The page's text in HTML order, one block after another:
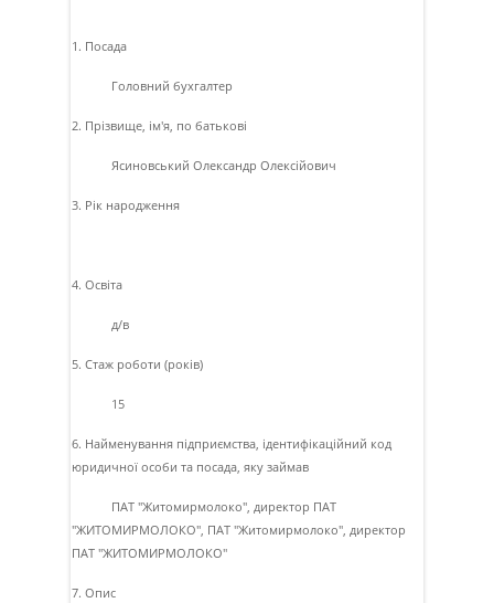
1. Посада
Головний бухгалтер
2. Прізвище, ім'я, по батькові
Ясиновський Олександр Олексiйович
3. Рік народження
4. Освіта
д/в
5. Стаж роботи (років)
15
6. Найменування підприємства, ідентифікаційний код
юридичної особи та посада, яку займав
ПАТ "Житомирмолоко", директор ПАТ
"ЖИТОМИРМОЛОКО", ПАТ "Житомирмолоко", директор
ПАТ "ЖИТОМИРМОЛОКО"
7. Опис